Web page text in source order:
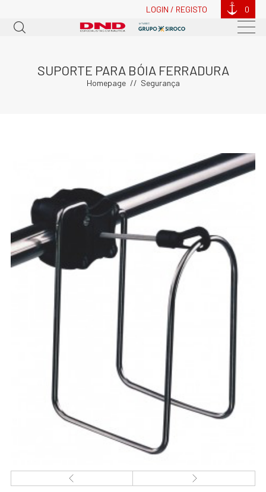
LOGIN / REGISTO 0
SUPORTE PARA BÓIA FERRADURA
Homepage Segurança